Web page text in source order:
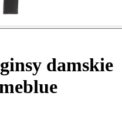
damskie